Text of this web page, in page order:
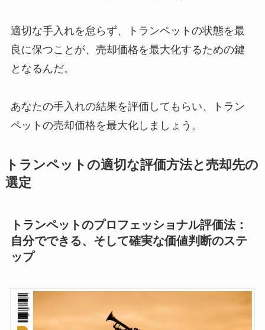
適切な手入れを怠らず、トランペットの状態を最
良に保つことが、売却価格を最大化するための鍵
となるんだ。
あなたの手入れの結果を評価してもらい、トラン
ペットの売却価格を最大化しましょう。
トランペットの適切な評価方法と売却先の
選定
トランペットのプロフェッショナル評価法：
自分でできる、そして確実な価値判断のステ
ップ